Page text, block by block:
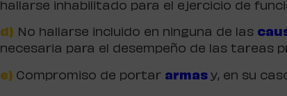
hallarse inhabilitado para el ejercicio de
d) No hallarse incluido en ninguna de las
necesaria para el desempeño de las tareas
e) Compromiso de portar armas y, en su